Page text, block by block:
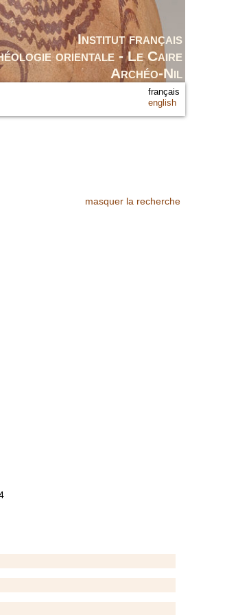
Institut français
orientale - Le Caire
Archéo-Nil
français
english
masquer la recherche